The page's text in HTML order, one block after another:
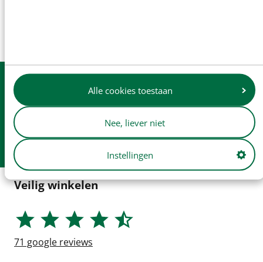
Alle cookies toestaan
Nee, liever niet
Instellingen
Uitvoorraadleverbaar
verzending v.a. € 250
onze winkel
Veilig winkelen
71 google reviews